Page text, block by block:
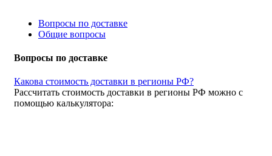
Вопросы по доставке
Общие вопросы
Вопросы по доставке
Какова стоимость доставки в регионы РФ?
Рассчитать стоимость доставки в регионы РФ можно с
помощью калькулятора: